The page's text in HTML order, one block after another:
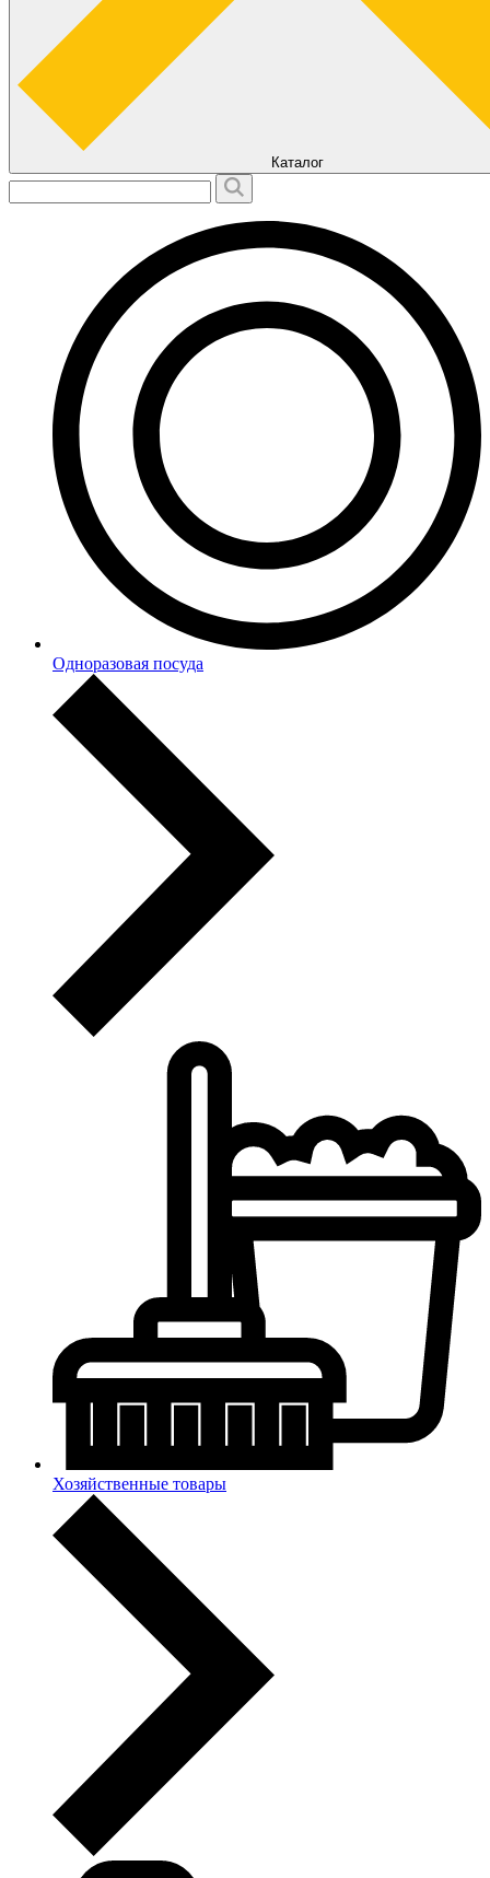
Каталог
Одноразовая посуда
Хозяйственные товары